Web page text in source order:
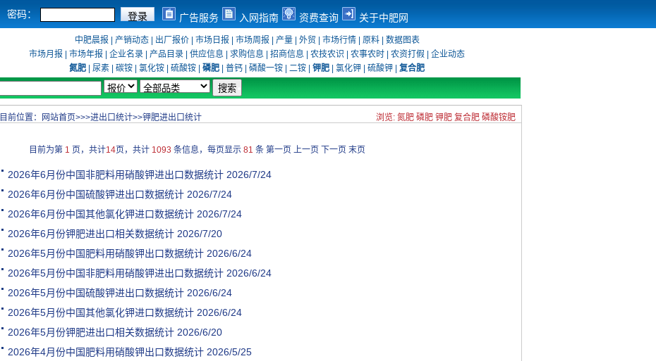
密码： 广告服务 入网指南 资费查询 关于中肥网
中肥晨报 产销动态| 出厂报价| 市场日报 市场周报 产量| 外贸 市场行情| 原料| 数据图表
市场月报
市场年报 企业名录 产品目录 供应信息 求购信息 招商信息 农技农识 农事农时 农资打假
企业动态
氮肥
尿素 碳铵 氯化铵 硫酸铵 磷肥 普钙 磷酸一铵 二铵 钾肥 氯化钾 硫酸钾
复合肥
目前位置： 网站首页>>>进出口统计>>钾肥进出口统计 浏览: 氮肥 磷肥 钾肥 复合肥 磷酸铵肥
目前为第 1 页，共计14页，共计 1093 条信息，每页显示 81 条 第一页 上一页 下一页 末页
2026年6月份中国非肥料用硝酸钾进出口数据统计 2026/7/24
2026年6月份中国硫酸钾进出口数据统计 2026/7/24
2026年6月份中国其他氯化钾进口数据统计 2026/7/24
2026年6月份钾肥进出口相关数据统计 2026/7/20
2026年5月份中国肥料用硝酸钾出口数据统计 2026/6/24
2026年5月份中国非肥料用硝酸钾进出口数据统计 2026/6/24
2026年5月份中国硫酸钾进出口数据统计 2026/6/24
2026年5月份中国其他氯化钾进口数据统计 2026/6/24
2026年5月份钾肥进出口相关数据统计 2026/6/20
2026年4月份中国肥料用硝酸钾出口数据统计 2026/5/25